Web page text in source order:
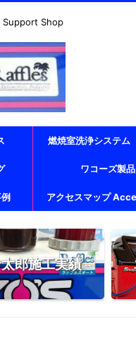
Support Shop
燃焼室洗浄システ
ワコーズ製品
アクセスマップ
郎施工実績